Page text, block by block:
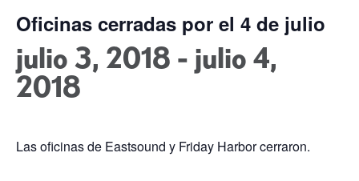
Oficinas cerradas por el 4 de julio
julio 3, 2018 - julio 4,
2018
Las oficinas de Eastsound y Friday Harbor cerraron.